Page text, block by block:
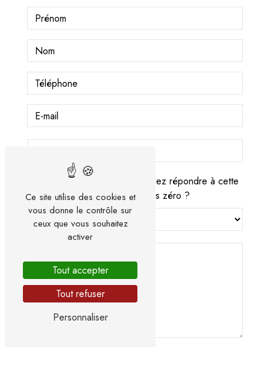
Vous n'êtes pas un robot, veuillez répondre à cette
question : combien font huit plus zéro ?
Ce site utilise des cookies et
vous donne le contrôle sur
ceux que vous souhaitez
activer
Tout accepter
Tout refuser
Personnaliser